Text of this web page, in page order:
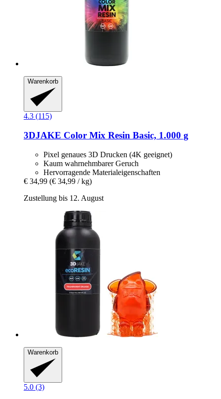
Warenkorb
4.3 (115)
3DJAKE Color Mix Resin Basic, 1.000 g
Pixel genaues 3D Drucken (4K geeignet)
Kaum wahrnehmbarer Geruch
Hervorragende Materialeigenschaften
€ 34,99 (€ 34,99 / kg)
Zustellung bis 12. August
Warenkorb
5.0 (3)